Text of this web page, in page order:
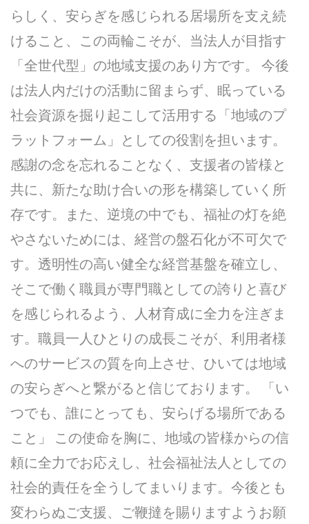
らしく、安らぎを感じられる居場所を支え続
けること、この両輪こそが、当法人が目指す
「全世代型」の地域支援のあり方です。 今後
は法人内だけの活動に留まらず、眠っている
社会資源を掘り起こして活用する「地域のプ
ラットフォーム」としての役割を担います。
感謝の念を忘れることなく、支援者の皆様と
共に、新たな助け合いの形を構築していく所
存です。また、逆境の中でも、福祉の灯を絶
やさないためには、経営の盤石化が不可欠で
す。透明性の高い健全な経営基盤を確立し、
そこで働く職員が専門職としての誇りと喜び
を感じられるよう、人材育成に全力を注ぎま
す。職員一人ひとりの成長こそが、利用者様
へのサービスの質を向上させ、ひいては地域
の安らぎへと繋がると信じております。 「い
つでも、誰にとっても、安らげる場所である
こと」 この使命を胸に、地域の皆様からの信
頼に全力でお応えし、社会福祉法人としての
社会的責任を全うしてまいります。今後とも
変わらぬご支援、ご鞭撻を賜りますようお願